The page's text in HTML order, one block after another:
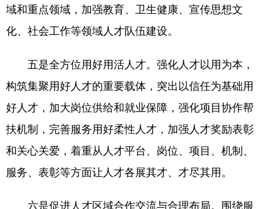
域和重点领域，加强教育、卫生健康、宣传思想文
化、社会工作等领域人才队伍建设。
五是全方位用好用活人才。强化人才以用为本，
构筑集聚用好人才的重要载体，突出以信任为基础用
好人才，加大岗位供给和就业保障，强化项目协作帮
扶机制，完善服务用好柔性人才，加强人才奖励表彰
和关心关爱，着重从人才平台、岗位、项目、机制、
服务、表彰等方面让人才各展其才、才尽其用。
六是促进人才区域合作交流与合理布局。围绕服